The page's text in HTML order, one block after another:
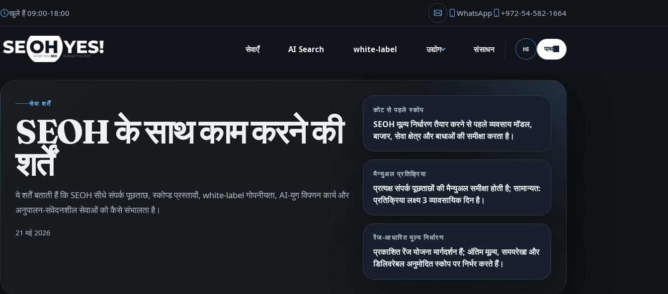
खुले हैं09:00-18:00 फाउंडर ईमेलWhatsApp +972-54-582-1664
SEOH सेवाएँ AI Search white-label उद्योग संसाधन भाषा (desktop)
HI पाथ
सेवा शर्तें
SEOH के साथ काम करने की
शर्तें
ये शर्तें बताती हैं कि SEOH सीधे संपर्क पूछताछ, स्कोप्ड प्रस्तावों, white-label गोपनीयता, AI-युग विपणन कार्य और
अनुपालन-संवेदनशील सेवाओं को कैसे संभालता है।
21 मई 2026
कोट से पहले स्कोप
SEOH मूल्य निर्धारण तैयार करने से पहले व्यवसाय मॉडल,
बाजार, सेवा क्षेत्र और बाधाओं की समीक्षा करता है।
मैन्युअल प्रतिक्रिया
प्रत्यक्ष संपर्क पूछताछों की मैन्युअल समीक्षा होती है; सामान्यत:
प्रतिक्रिया लक्ष्य 3 व्यावसायिक दिन है।
रेंज-आधारित मूल्य निर्धारण
प्रकाशित रेंज योजना मार्गदर्शन हैं; अंतिम मूल्य, समयरेखा और
डिलिवरेबल अनुमोदित स्कोप पर निर्भर करते हैं।